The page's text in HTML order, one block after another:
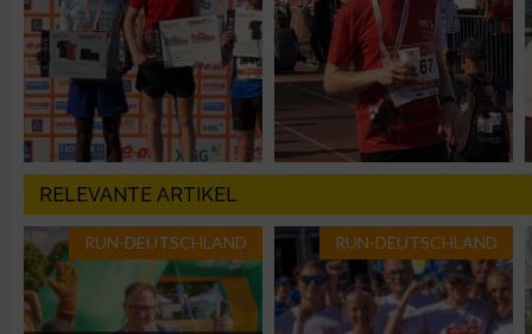
RELEVANTE ARTIKEL
RUN-DEUTSCHLAND RUN-DEUTSCHLAND
Messung der Performance von Inhalten
Analyse von Zielgruppen durch Statistiken oder
verschiedenen Quellen
Entwicklung und Verbesserung der Angebote
Verwendung reduzierter Daten zur Auswahl von Inhalten
IAB-Besonderheiten: